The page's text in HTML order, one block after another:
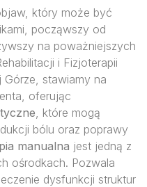
który może być
począwszy od
na poważniejszych
i Fizjoterapii
Górze, stawiamy na
oferując
, które mogą
bólu oraz poprawy
manualna jest jedną z
ośrodkach. Pozwala
dysfunkcji struktur